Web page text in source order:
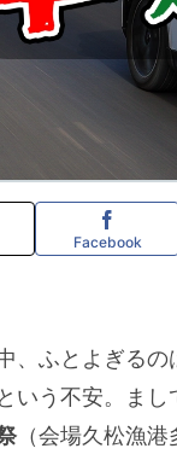
Facebook
、ふとよぎるの
いう不安。まし
（会場久松漁